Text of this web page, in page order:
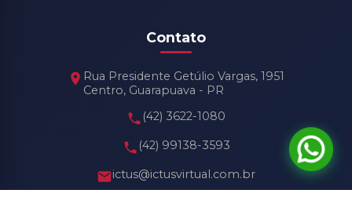
Contato
Rua Presidente Getúlio Vargas, 1951
Centro, Guarapuava - PR
(42) 3622-1080
(42) 99138-3593
ictus@ictusvirtual.com.br